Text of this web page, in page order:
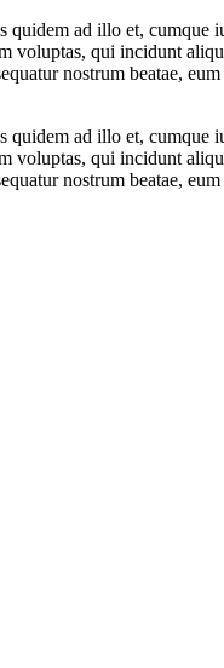
ad illo et,
voluptas, qui incidunt
nostrum beatae,
ad illo et,
voluptas, qui incidunt
nostrum beatae,